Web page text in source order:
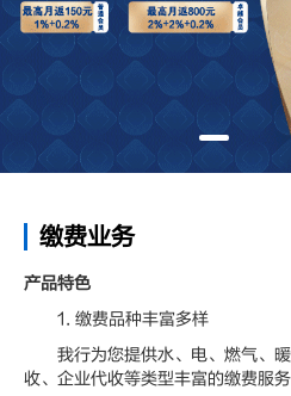
缴费业务
产品特色
1. 缴费品种丰富多样
我行为您提供水、电、燃气、暖
收、企业代收等类型丰富的缴费服务